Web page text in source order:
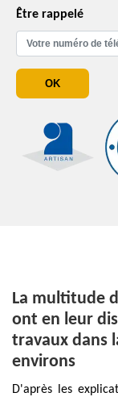
Être rappelé
La multitude
ont en leur
travaux dans
environs
D'après les